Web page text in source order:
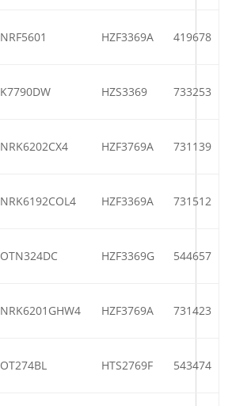
NRF5601 HZF3369A 419678
K7790DW HZS3369 733253
NRK6202CX4 HZF3769A 731139
NRK6192COL4 HZF3369A 731512
OTN324DC HZF3369G 544657
NRK6201GHW4 HZF3769A 731423
OT274BL HTS2769F 543474